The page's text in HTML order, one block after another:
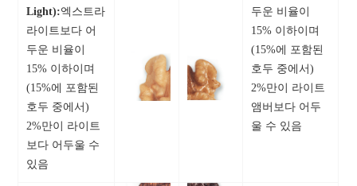
Light):엑스트라
라이트보다 어
두운 비율이
15% 이하이며
(15%에 포함된
호두 중에서)
2%만이 라이트
보다 어두울 수
있음
두운 비율이
15% 이하이며
(15%에 포함된
호두 중에서)
2%만이 라이트
앰버보다 어두
울 수 있음